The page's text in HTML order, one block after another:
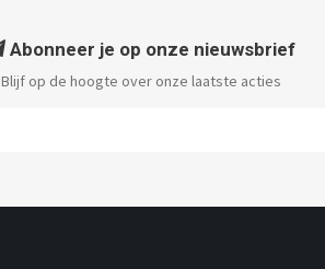
Abonneer je op onze nieuwsbrief
Blijf op de hoogte over onze laatste acties